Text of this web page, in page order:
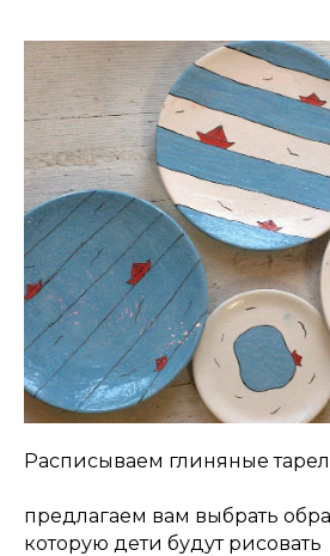
Расписываем глиняные
предлагаем вам выбрать
которую дети будут рисовать